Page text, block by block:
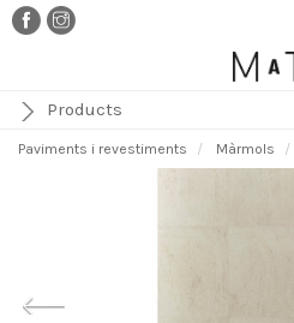
Vés
al
Products
Paviments i revestiments Màrmols